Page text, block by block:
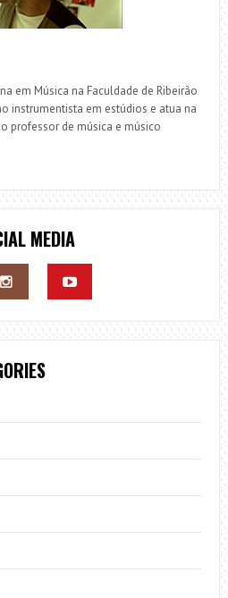
em Música na Faculdade de Ribeirão
instrumentista em estúdios e atua na
professor de música e músico
MEDIA